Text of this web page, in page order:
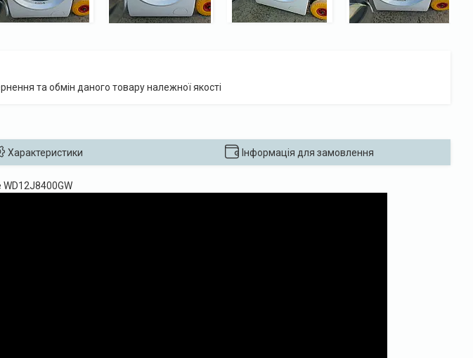
та обмін даного товару належної якості
Характеристики Інформація для замовлення